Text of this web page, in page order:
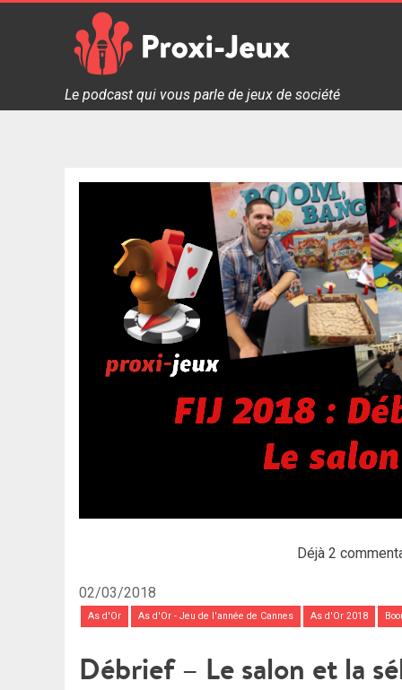
Proxi Jeux - Le podcast qui vous parle de jeux de
Le podcast qui vous parle de jeux de société
Déjà 2
02/03/2018
As d'Or As d'Or - Jeu de l'année de Cannes As d'Or 2018
Débrief – Le salon et la